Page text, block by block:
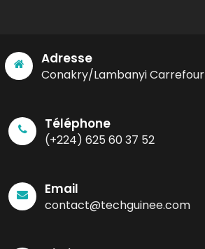
Adresse
Conakry/Lambanyi Carrefour
Téléphone
(+224) 625 60 37 52
Email
contact@techguinee.com